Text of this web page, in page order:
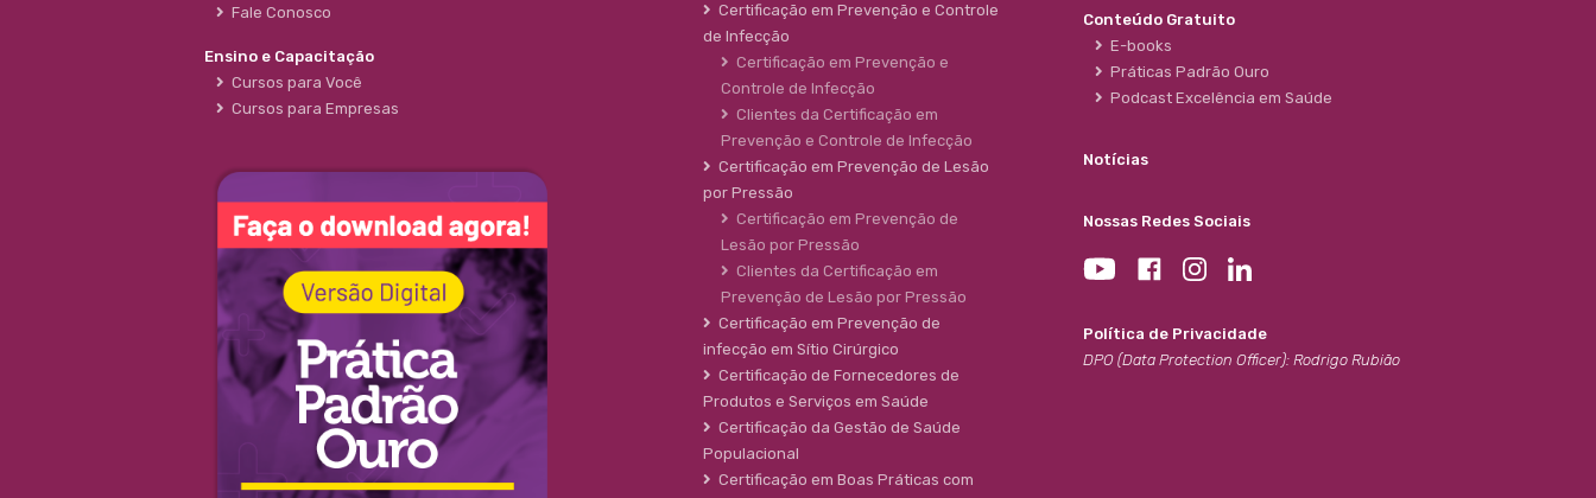
Fale Conosco
Ensino e Capacitação
Cursos para Você
Cursos para Empresas
Certificação em Prevenção e Controle
de Infecção
Certificação em Prevenção e
Controle de Infecção
Clientes da Certificação em
Prevenção e Controle de Infecção
Certificação em Prevenção de Lesão
por Pressão
Certificação em Prevenção de
Lesão por Pressão
Clientes da Certificação em
Prevenção de Lesão por Pressão
Certificação em Prevenção de
infecção em Sítio Cirúrgico
Certificação de Fornecedores de
Produtos e Serviços em Saúde
Certificação da Gestão de Saúde
Populacional
Certificação em Boas Práticas com
Conteúdo Gratuito
E-books
Práticas Padrão Ouro
Podcast Excelência em Saúde
Notícias
Nossas Redes Sociais
Política de Privacidade
DPO (Data Protection Officer): Rodrigo Rubião